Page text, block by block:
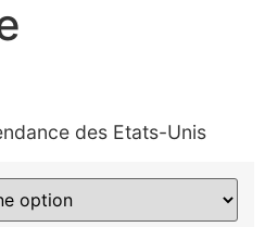
des Etats-Unis